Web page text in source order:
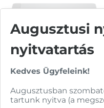
Cikkszám:
6GW99F
Kategória:
Többfunkciós
Gyártó: Hewlett Packard
ÁFA:27%
62 990 Ft
HP LaserJet MFP M234d
Augusztusi
nyitvatartás
Kedves Ügyfeleink!
Augusztusban
tartunk nyitva (a